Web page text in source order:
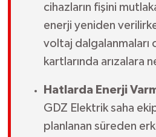
cihazların fişini
enerji yeniden
voltaj dalgalanmaları
kartlarında arızalara
Hatlarda Enerji
GDZ Elektrik saha
planlanan süreden